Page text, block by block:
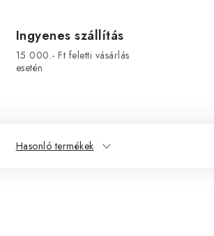
Ingyenes szállítás
15 000.- Ft feletti vásárlás
esetén
Hasonló termékek